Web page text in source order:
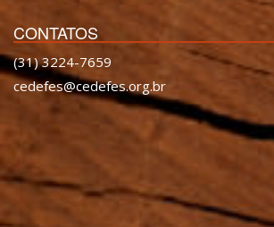
CONTATOS
(31) 3224-7659
cedefes@cedefes.org.br